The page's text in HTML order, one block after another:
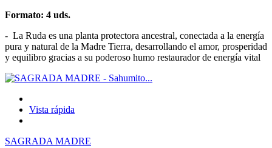
Formato: 4 uds.
- La Ruda es una planta protectora ancestral, conectada a la energía
pura y natural de la Madre Tierra, desarrollando el amor, prosperidad
y equilibro gracias a su poderoso humo restaurador de energía vital
Vista rápida
SAGRADA MADRE